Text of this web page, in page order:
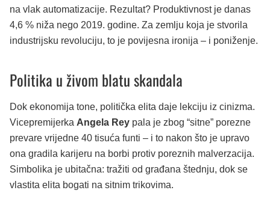
na vlak automatizacije. Rezultat? Produktivnost je danas
4,6 % niža nego 2019. godine. Za zemlju koja je stvorila
industrijsku revoluciju, to je povijesna ironija – i poniženje.
Politika u živom blatu skandala
Dok ekonomija tone, politička elita daje lekciju iz cinizma.
Vicepremijerka Angela Rey pala je zbog “sitne” porezne
prevare vrijedne 40 tisuća funti – i to nakon što je upravo
ona gradila karijeru na borbi protiv poreznih malverzacija.
Simbolika je ubitačna: tražiti od građana štednju, dok se
vlastita elita bogati na sitnim trikovima.